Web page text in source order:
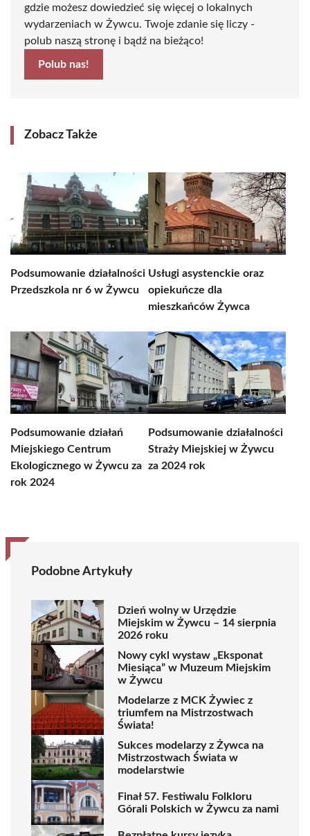
gdzie możesz dowiedzieć się więcej o lokalnych
wydarzeniach w Żywcu. Twoje zdanie się liczy -
polub naszą stronę i bądź na bieżąco!
Polub nas!
Zobacz Także
Podsumowanie działalności
Przedszkola nr 6 w Żywcu
Usługi asystenckie oraz
opiekuńcze dla
mieszkańców Żywca
Podsumowanie działań
Miejskiego Centrum
Ekologicznego w Żywcu za
rok 2024
Podsumowanie działalności
Straży Miejskiej w Żywcu
za 2024 rok
Podobne Artykuły
Dzień wolny w Urzędzie
Miejskim w Żywcu – 14 sierpnia
2026 roku
Nowy cykl wystaw „Eksponat
Miesiąca” w Muzeum Miejskim
w Żywcu
Modelarze z MCK Żywiec z
triumfem na Mistrzostwach
Świata!
Sukces modelarzy z Żywca na
Mistrzostwach Świata w
modelarstwie
Finał 57. Festiwalu Folkloru
Górali Polskich w Żywcu za nami